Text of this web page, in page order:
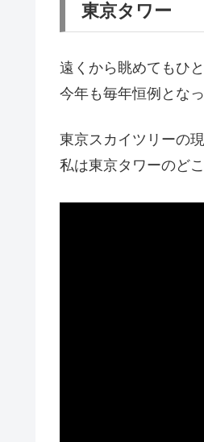
東京タワー
遠くから眺めてもひ
今年も毎年恒例とな
東京スカイツリーの
私は東京タワーのど